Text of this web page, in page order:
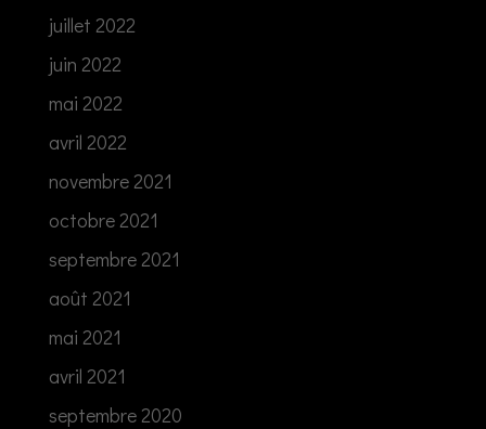
juillet 2022
juin 2022
mai 2022
avril 2022
novembre 2021
octobre 2021
septembre 2021
août 2021
mai 2021
avril 2021
septembre 2020